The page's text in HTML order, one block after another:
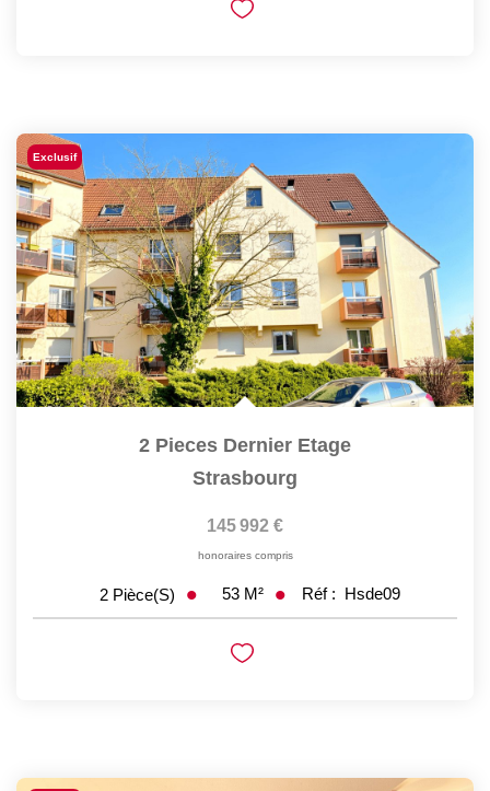
Exclusif
2 Pieces Dernier Etage
Strasbourg
145 992 €
honoraires compris
2 Pièce(s) 53 M² Réf : Hsde09